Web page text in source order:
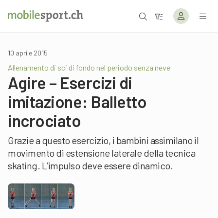
10 aprile 2015
Allenamento di sci di fondo nel periodo senza neve
Agire – Esercizi di
imitazione: Balletto
incrociato
Grazie a questo esercizio, i bambini assimilano il
movimento di estensione laterale della tecnica
skating. L’impulso deve essere dinamico.